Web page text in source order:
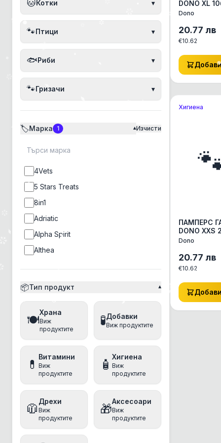
🐱Котки ▾
🐾Птици ▾
🐟Риби ▾
🐾Гризачи ▾
🏷️Марка 1 ▾Изчисти
4Vets
5 Stars Treats
8in1
Adriatic
Alpha Spirit
Althea
Anima
Animonda
anipro
Antos
Applaws
Aquatec
Arm&Hammer
Athena
📦Тип продукт ▾
🍽️
Храна
Виж
продуктите
🧪Добавки
Виж продуктите
💊
Витамини
Виж
продуктите
🧴
Хигиена
Виж
продуктите
🧥
Дрехи
Виж
продуктите
🎁
Аксесоари
Виж
продуктите
DONO XL
15кг
АКСЕСОАРИ
Dono
20.77 лв
€10.62
Добави
Хигиена
ПАМПЕРС
DONO XXS
2кг
АКСЕСОАРИ
Dono
20.77 лв
€10.62
Добави